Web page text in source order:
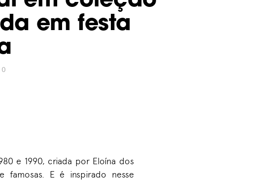
em festa
0
e 1990, criada por Eloína dos
famosas. E é inspirado nesse